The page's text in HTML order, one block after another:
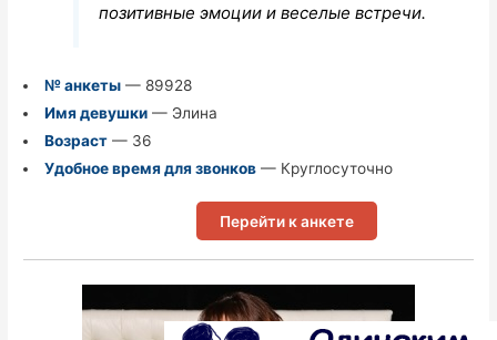
позитивные эмоции и веселые встречи.
№ анкеты— 89928
Имя девушки— Элина
Возраст— 36
Удобное время для звонков— Круглосуточно
Перейти к анкете